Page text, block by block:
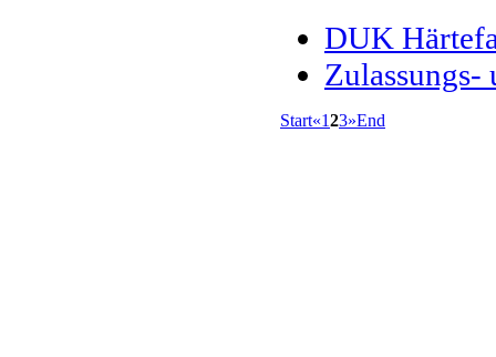
DUK
Zulassungs-
Start«123»End